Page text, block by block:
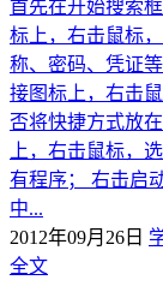
首先在开始搜索
标上，右击鼠标
称、密码、凭证
接图标上，右击
否将快捷方式放
上，右击鼠标，
有程序； 右击启
中...
2012年09月26日
全文